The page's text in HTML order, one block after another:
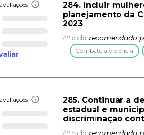
avaliações
284. Incluir
planejamento da
2023
4º ciclo recomendado
Combate à violência
avaliações
285. Continuar a
estadual e
discriminação
4º ciclo recomendado